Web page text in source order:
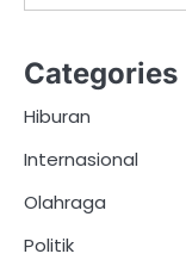
for:
Categories
Hiburan
Internasional
Olahraga
Politik